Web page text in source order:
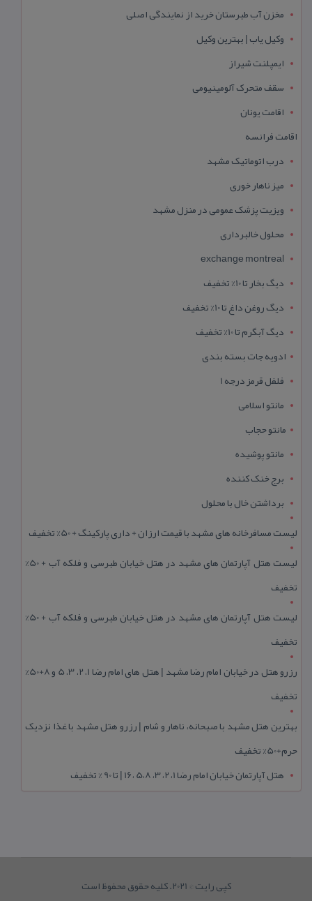
مخزن آب طبرستان خرید از نمایندگی اصلی
وکیل یاب | بهترین وکیل
ایمپلنت شیراز
سقف متحرک آلومینیومی
اقامت یونان
اقامت فرانسه
درب اتوماتیک مشهد
میز ناهار خوری
ویزیت پزشک عمومی در منزل مشهد
محلول خالبرداری
exchange montreal
دیگ بخار تا 10% تخفیف
دیگ روغن داغ تا 10% تخفیف
دیگ آبگرم تا 10% تخفیف
ادویه جات بسته بندی
فلفل قرمز درجه 1
مانتو اسلامی
مانتو حجاب
مانتو پوشیده
برج خنک کننده
برداشتن خال با محلول
لیست مسافرخانه های مشهد با قیمت ارزان + داری پارکینگ + 50% تخفیف
لیست هتل آپارتمان های مشهد در هتل خیابان طبرسی و فلکه آب + 50%
تخفیف
لیست هتل آپارتمان های مشهد در هتل خیابان طبرسی و فلکه آب + 50%
تخفیف
رزرو هتل در خیابان امام رضا مشهد | هتل‌ های امام رضا 1، 2، 3، 5 و 8+50%
تخفیف
بهترین هتل مشهد با صبحانه، ناهار و شام | رزرو هتل مشهد با غذا نزدیک
حرم+50% تخفیف
هتل آپارتمان خیابان امام رضا 1، 2، 3، 5،8 ،16 | تا 90 % تخفیف
کپی رایت © 2021. کلیه حقوق محفوظ است